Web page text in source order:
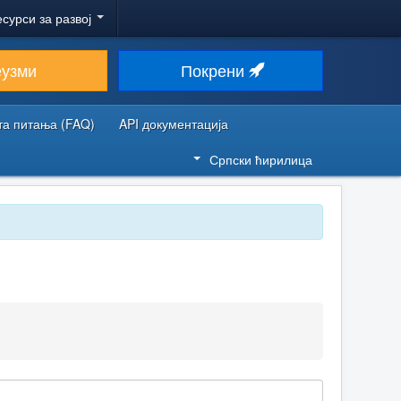
за развој
Покрени
питања (FAQ)
API документација
Српски ћирилица